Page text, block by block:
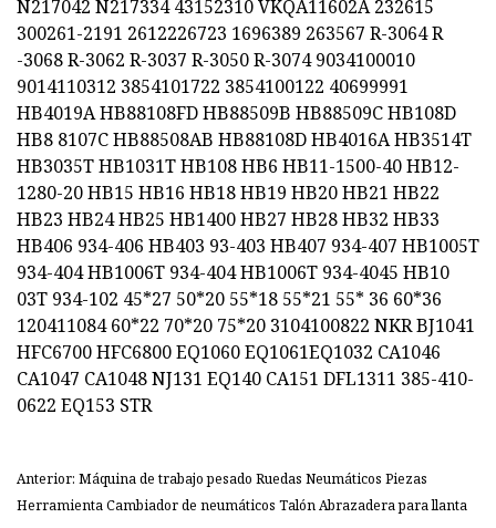
N217042 N217334 43152310 VKQA11602A 232615
300261-2191 2612226723 1696389 263567 R-3064 R
-3068 R-3062 R-3037 R-3050 R-3074 9034100010
9014110312 3854101722 3854100122 40699991
HB4019A HB88108FD HB88509B HB88509C HB108D
HB8 8107C HB88508AB HB88108D HB4016A HB3514T
HB3035T HB1031T HB108 HB6 HB11-1500-40 HB12-
1280-20 HB15 HB16 HB18 HB19 HB20 HB21 HB22
HB23 HB24 HB25 HB1400 HB27 HB28 HB32 HB33
HB406 934-406 HB403 93-403 HB407 934-407 HB1005T
934-404 HB1006T 934-404 HB1006T 934-4045 HB10
03T 934-102 45*27 50*20 55*18 55*21 55* 36 60*36
120411084 60*22 70*20 75*20 3104100822 NKR BJ1041
HFC6700 HFC6800 EQ1060 EQ1061EQ1032 CA1046
CA1047 CA1048 NJ131 EQ140 CA151 DFL1311 385-410-
0622 EQ153 STR
Anterior: Máquina de trabajo pesado Ruedas Neumáticos Piezas
Herramienta Cambiador de neumáticos Talón Abrazadera para llanta